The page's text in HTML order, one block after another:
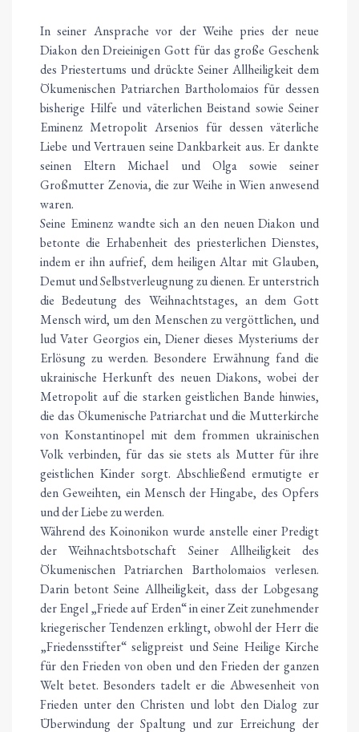
In seiner Ansprache vor der Weihe pries der neue
Diakon den Dreieinigen Gott für das große Geschenk
des Priestertums und drückte Seiner Allheiligkeit dem
Ökumenischen Patriarchen Bartholomaios für dessen
bisherige Hilfe und väterlichen Beistand sowie Seiner
Eminenz Metropolit Arsenios für dessen väterliche
Liebe und Vertrauen seine Dankbarkeit aus. Er dankte
seinen Eltern Michael und Olga sowie seiner
Großmutter Zenovia, die zur Weihe in Wien anwesend
waren.
Seine Eminenz wandte sich an den neuen Diakon und
betonte die Erhabenheit des priesterlichen Dienstes,
indem er ihn aufrief, dem heiligen Altar mit Glauben,
Demut und Selbstverleugnung zu dienen. Er unterstrich
die Bedeutung des Weihnachtstages, an dem Gott
Mensch wird, um den Menschen zu vergöttlichen, und
lud Vater Georgios ein, Diener dieses Mysteriums der
Erlösung zu werden. Besondere Erwähnung fand die
ukrainische Herkunft des neuen Diakons, wobei der
Metropolit auf die starken geistlichen Bande hinwies,
die das Ökumenische Patriarchat und die Mutterkirche
von Konstantinopel mit dem frommen ukrainischen
Volk verbinden, für das sie stets als Mutter für ihre
geistlichen Kinder sorgt. Abschließend ermutigte er
den Geweihten, ein Mensch der Hingabe, des Opfers
und der Liebe zu werden.
Während des Koinonikon wurde anstelle einer Predigt
der Weihnachtsbotschaft Seiner Allheiligkeit des
Ökumenischen Patriarchen Bartholomaios verlesen.
Darin betont Seine Allheiligkeit, dass der Lobgesang
der Engel „Friede auf Erden“ in einer Zeit zunehmender
kriegerischer Tendenzen erklingt, obwohl der Herr die
„Friedensstifter“ seligpreist und Seine Heilige Kirche
für den Frieden von oben und den Frieden der ganzen
Welt betet. Besonders tadelt er die Abwesenheit von
Frieden unter den Christen und lobt den Dialog zur
Überwindung der Spaltung und zur Erreichung der